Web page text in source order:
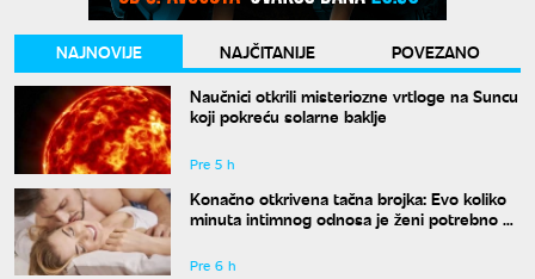
NAJNOVIJE NAJČITANIJE
POVEZANO
Naučnici otkrili misteriozne vrtloge na Suncu
koji pokreću solarne baklje
Pre 5 h
Konačno otkrivena tačna brojka: Evo koliko
minuta intimnog odnosa je ženi potrebno da
Pre 6 h